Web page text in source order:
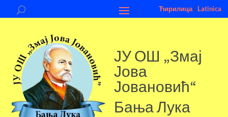
Ћирилица| Latinica
ЈУ ОШ „Змај
Јова
Јовановић“
Бања Лука